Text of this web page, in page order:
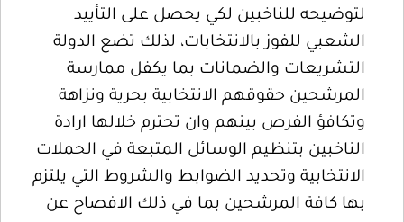
لتوضيحه للناخبين لكي يحصل على التأييد
الشعبي للفوز بالانتخابات، لذلك تضع الدولة
التشريعات والضمانات بما يكفل ممارسة
المرشحين حقوقهم الانتخابية بحرية ونزاهة
وتكافؤ الفرص بينهم وان تحترم خلالها ارادة
الناخبين بتنظيم الوسائل المتبعة في الحملات
الانتخابية وتحديد الضوابط والشروط التي يلتزم
بها كافة المرشحين بما في ذلك الافصاح عن